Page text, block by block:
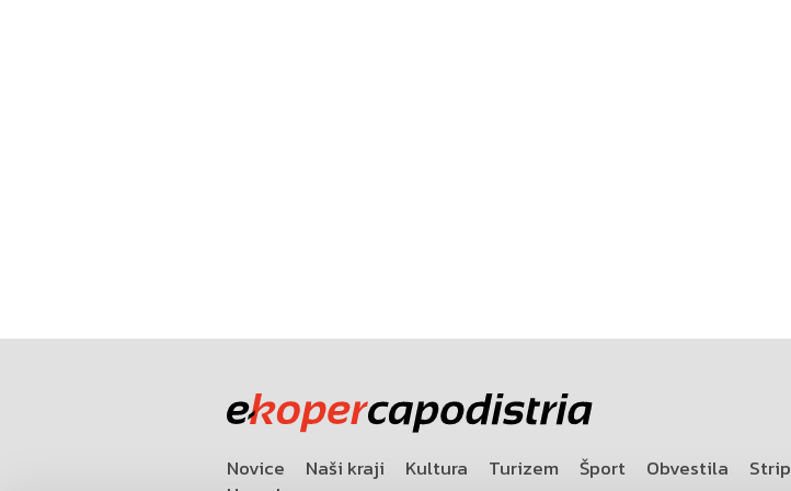
Novice Naši kraji Kultura Turizem Šport Obvestila
Strip